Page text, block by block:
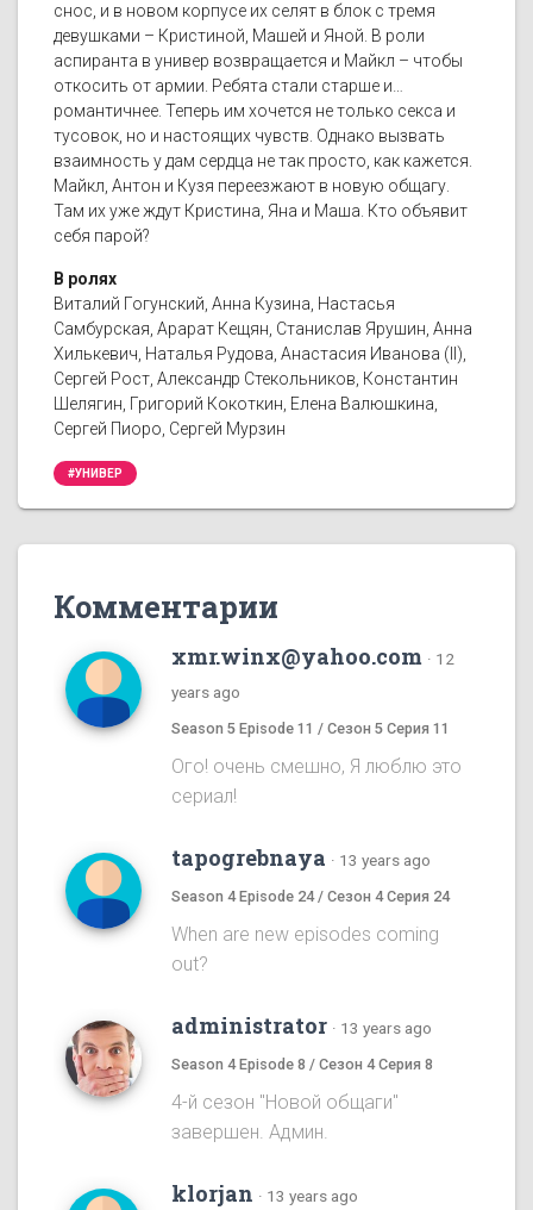
снос, и в новом корпусе их селят в блок с тремя
девушками – Кристиной, Машей и Яной. В роли
аспиранта в универ возвращается и Майкл – чтобы
откосить от армии. Ребята стали старше и…
романтичнее. Теперь им хочется не только секса и
тусовок, но и настоящих чувств. Однако вызвать
взаимность у дам сердца не так просто, как кажется.
Майкл, Антон и Кузя переезжают в новую общагу.
Там их уже ждут Кристина, Яна и Маша. Кто объявит
себя парой?
В ролях
Виталий Гогунский, Анна Кузина, Настасья
Самбурская, Арарат Кещян, Станислав Ярушин, Анна
Хилькевич, Наталья Рудова, Анастасия Иванова (II),
Сергей Рост, Александр Стекольников, Константин
Шелягин, Григорий Кокоткин, Елена Валюшкина,
Сергей Пиоро, Сергей Мурзин
#УНИВЕР
Комментарии
xmr.winx@yahoo.com · 12
years ago
Season 5 Episode 11 / Сезон 5 Серия 11
Ого! очень смешно, Я люблю это
сериал!
tapogrebnaya · 13 years ago
Season 4 Episode 24 / Сезон 4 Серия 24
When are new episodes coming
out?
administrator · 13 years ago
Season 4 Episode 8 / Сезон 4 Серия 8
4-й сезон "Новой общаги"
завершен. Админ.
klorjan · 13 years ago